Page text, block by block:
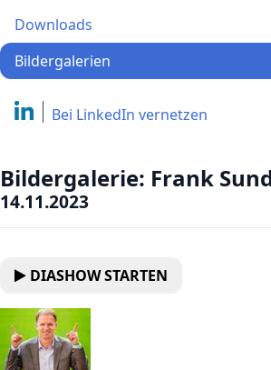
Downloads
Bildergalerien
Bei LinkedIn vernetzen
Bildergalerie: Frank
14.11.2023
DIASHOW STARTEN